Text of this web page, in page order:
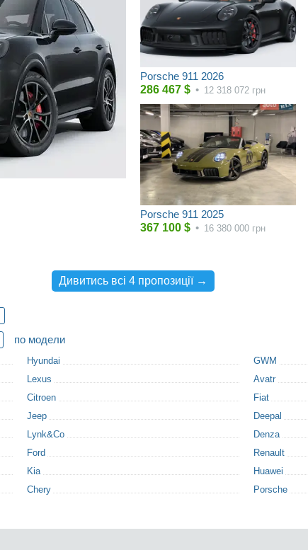
Porsche 911 2026
286 467 $ • 12 318 072 грн
Porsche 911 2025
367 100 $ • 16 380 000 грн
Дивитись всі 4 пропозиції →
по модели
Hyundai
Lexus
Citroen
Jeep
Lynk&Co
Ford
Kia
Chery
GWM
Avatr
Fiat
Deepal
Denza
Renault
Huawei
Porsche